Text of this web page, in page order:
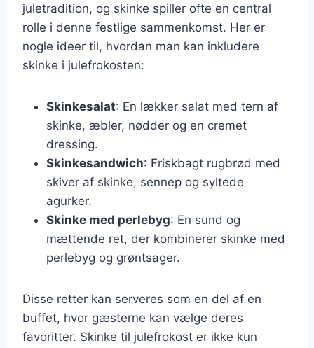
juletradition, og skinke spiller ofte en central
rolle i denne festlige sammenkomst. Her er
nogle ideer til, hvordan man kan inkludere
skinke i julefrokosten:
Skinkesalat: En lækker salat med tern af
skinke, æbler, nødder og en cremet
dressing.
Skinkesandwich: Friskbagt rugbrød med
skiver af skinke, sennep og syltede
agurker.
Skinke med perlebyg: En sund og
mættende ret, der kombinerer skinke med
perlebyg og grøntsager.
Disse retter kan serveres som en del af en
buffet, hvor gæsterne kan vælge deres
favoritter. Skinke til julefrokost er ikke kun